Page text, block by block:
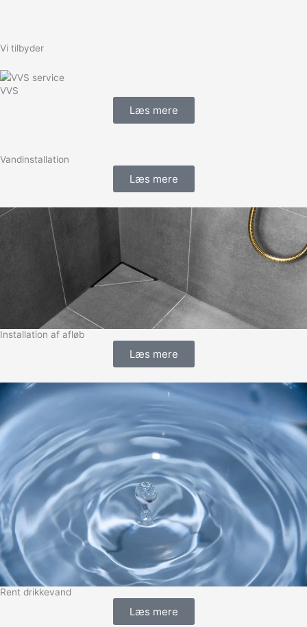
Vi tilbyder
VVS
Læs mere
Vandinstallation
Læs mere
Installation af afløb
Læs mere
Rent drikkevand
Læs mere